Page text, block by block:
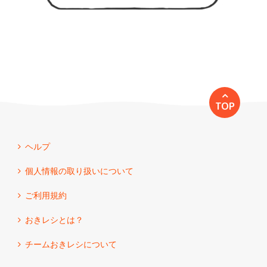
TOP
ヘルプ
個人情報の取り扱いについて
ご利用規約
おきレシとは？
チームおきレシについて